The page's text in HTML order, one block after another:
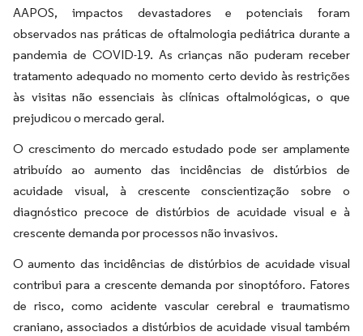
AAPOS, impactos devastadores e potenciais foram
observados nas práticas de oftalmologia pediátrica durante a
pandemia de COVID-19. As crianças não puderam receber
tratamento adequado no momento certo devido às restrições
às visitas não essenciais às clínicas oftalmológicas, o que
prejudicou o mercado geral.
O crescimento do mercado estudado pode ser amplamente
atribuído ao aumento das incidências de distúrbios de
acuidade visual, à crescente conscientização sobre o
diagnóstico precoce de distúrbios de acuidade visual e à
crescente demanda por processos não invasivos.
O aumento das incidências de distúrbios de acuidade visual
contribui para a crescente demanda por sinoptóforo. Fatores
de risco, como acidente vascular cerebral e traumatismo
craniano, associados a distúrbios de acuidade visual também